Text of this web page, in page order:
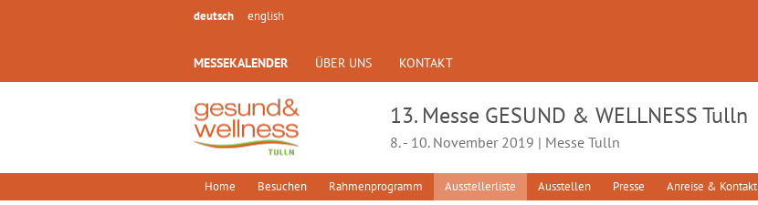
deutsch english
MESSEKALENDER ÜBER UNS KONTAKT
13. Messe GESUND & WELLNESS Tulln
8. - 10. November 2019 | Messe Tulln
Home Besuchen Rahmenprogramm Ausstellerliste Ausstellen Presse Anreise & Kontakt